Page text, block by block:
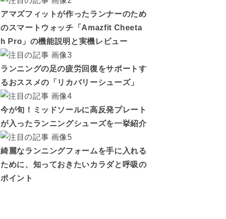
アマズフィットが作ったランナーのため
のスマートウォッチ「Amazfit Cheeta
h Pro」の機能説明と実機レビュー
ランニングの足の疲労回復をサポートす
るおススメの「リカバリーシューズ」
今が旬！ミッドソールに高反発プレート
が入ったランニングシューズを一挙紹介
綺麗なランニングフォームを手に入れる
ために、知っておきたいカラダと呼吸の
ポイント